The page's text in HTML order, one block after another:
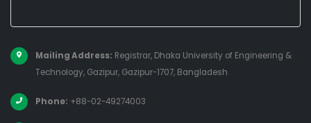
Mailing Address: Registrar, Dhaka University of Engineering &
Technology, Gazipur, Gazipur-1707, Bangladesh
Phone: +88-02-49274003